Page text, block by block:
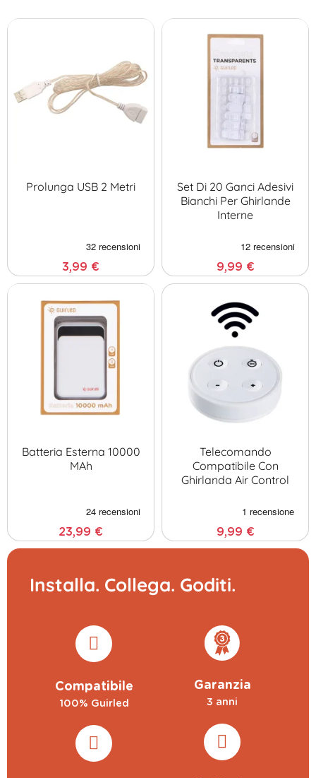
offre soluzioni affidabili ed eleganti. Ottimizza l'illuminazione della
tua terrazza, giardino o decorazione per eventi con estrema
decorative Guirled per una performance massima.
Crea l'atmosfera luminosa ideale, senza vincoli tecnici.
Prolunga USB 2 Metri
3,99 €
Set Di 20 Ganci Adesivi
Bianchi Per Ghirlande
Interne
9,99 €
Batteria Esterna 10000
MAh
23,99 €
Installa. Collega. Goditi.
Compatibile
100% Guirled
Garanzia
3 anni
Telecomando
Compatibile Con
Ghirlanda Air Control
9,99 €